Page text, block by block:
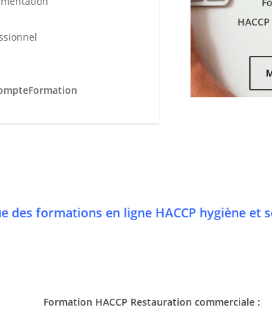
des formations en ligne HACCP hygiène et
Formation HACCP Restauration commerciale :